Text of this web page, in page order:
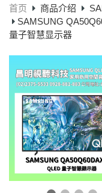
首页 商品介绍
SAMSUNG
量子智慧显示器